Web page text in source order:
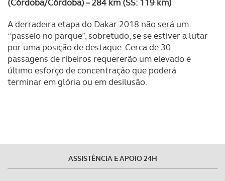
(Córdoba/Córdoba) – 284 km (SS: 119 km)
A derradeira etapa do Dakar 2018 não será um
“passeio no parque”, sobretudo, se se estiver a lutar
por uma posição de destaque. Cerca de 30
passagens de ribeiros requererão um elevado e
último esforço de concentração que poderá
terminar em glória ou em desilusão.
ASSISTÊNCIA E APOIO 24H